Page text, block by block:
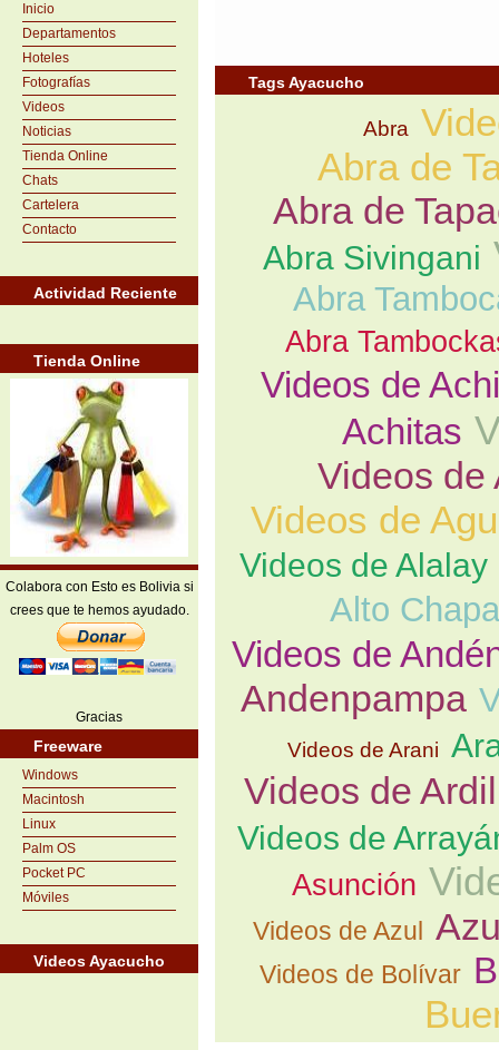
Inicio
Departamentos
Hoteles
Fotografías
Videos
Noticias
Tienda Online
Chats
Cartelera
Contacto
Actividad Reciente
Tienda Online
Colabora con Esto es Bolivia si
crees que te hemos ayudado.
Gracias
Freeware
Windows
Macintosh
Linux
Palm OS
Pocket PC
Móviles
Videos Ayacucho
Tags Ayacucho
Abra
Abra de
Abra de
Abra Sivingani
Abra
Abra
Videos de
Achitas
Videos de
Videos de
Videos de Alalay
Alto
Videos de
Andenpampa
Videos de Arani
Videos de
Videos de
Asunción
Videos de Azul
Videos de Bolívar